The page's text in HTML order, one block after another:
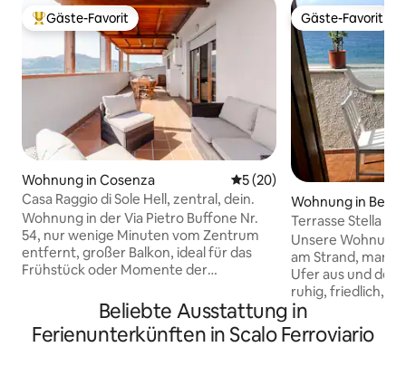
Beliebter Gäste-Favorit.
Gäste-Favorit
Wohnung in Cosenza Durchschnittliche
5 (20)
Casa Raggio di Sole Hell, zentral, dein.
Wohnung in der Via Pietro Buffone Nr.
54, nur wenige Minuten vom Zentrum
entfernt, großer Balkon, ideal für das
Frühstück oder Momente der
von Cosenza und 300 m vom Corso
Mazzini, der Hauptstraße der Stadt,
entfernt. Blick auf die Calatrava-Brücke
Gäste-Favorit
Gäste-Favorit
Wohnung in
ro
Terrasse Stella
Unsere
am Strand, man
Ufer aus und der
ruhig, friedlich,
Meer zum
auf dem man
einfach nur ein
Beliebte Ausstattung in
Ferienunterkünften in Scalo Ferroviario